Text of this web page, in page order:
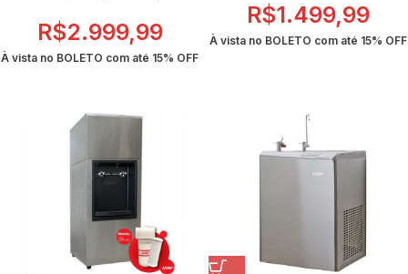
R$2.999,99
À vista no BOLETO com até 15% OFF
R$1.499,99
À vista no BOLETO com até 15% OFF